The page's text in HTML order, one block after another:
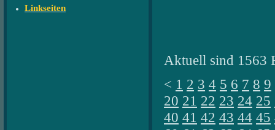
Linkseiten
Aktuell sind 1563
< 1 2 3 4 5 6 7 8 9
20 21 22 23 24 25
40 41 42 43 44 45